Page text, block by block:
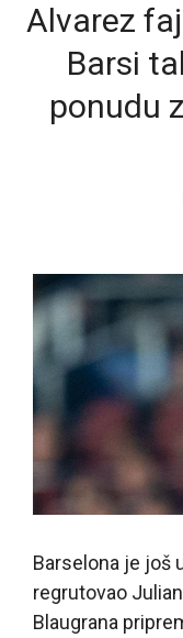
Alvarez
Barsi
ponudu
Barselona je još
regrutovao
Blaugrana